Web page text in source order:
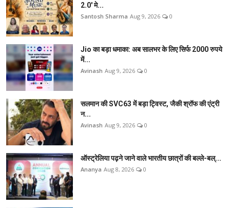
2.0' मे...
Santosh Sharma Aug 9, 2026 0
Jio का बड़ा धमाका: अब सालभर के लिए सिर्फ 2000 रुपये
में...
Avinash Aug 9, 2026 0
सलमान की SVC63 में बड़ा ट्विस्ट, जैकी श्रॉफ की एंट्री
न...
Avinash Aug 9, 2026 0
ऑस्ट्रेलिया पढ़ने जाने वाले भारतीय छात्रों की बल्ले-बल्...
Ananya Aug 8, 2026 0